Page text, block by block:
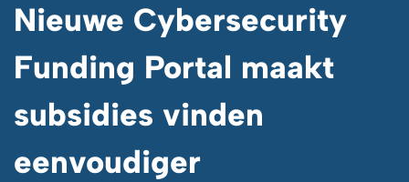
Nieuwe Cybersecurity
Funding Portal maakt
subsidies vinden
eenvoudiger